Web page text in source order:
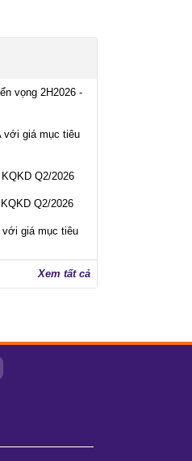
vọng 2H2026 -
với giá mục tiêu
Q2/2026
Q2/2026
với giá mục tiêu
Xem tất cả